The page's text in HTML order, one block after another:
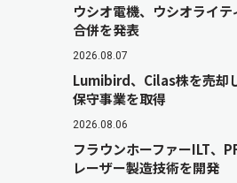
ウシオ電機、ウシオライ
合併を発表
2026.08.07
Lumibird、Cilas株を売却
保守事業を取得
2026.08.06
フラウンホーファーILT、
レーザー製造技術を開発